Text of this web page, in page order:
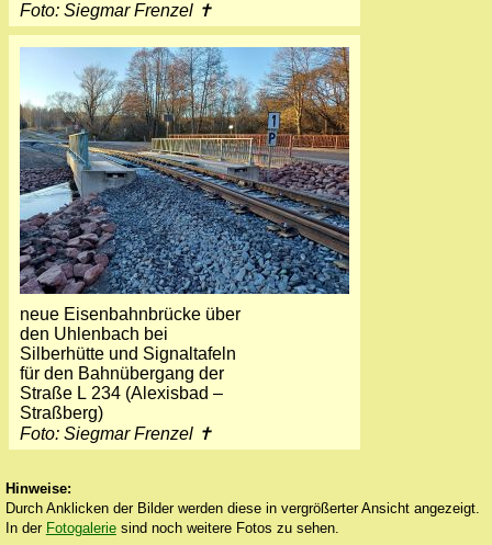
Foto: Siegmar Frenzel ✝
neue Eisenbahnbrücke über
den Uhlenbach bei
Silberhütte und Signaltafeln
für den Bahnübergang der
Straße L 234 (Alexisbad –
Straßberg)
Foto: Siegmar Frenzel ✝
Hinweise:
Durch Anklicken der Bilder werden diese in vergrößerter Ansicht angezeigt.
In der Fotogaleriesind noch weitere Fotos zu sehen.